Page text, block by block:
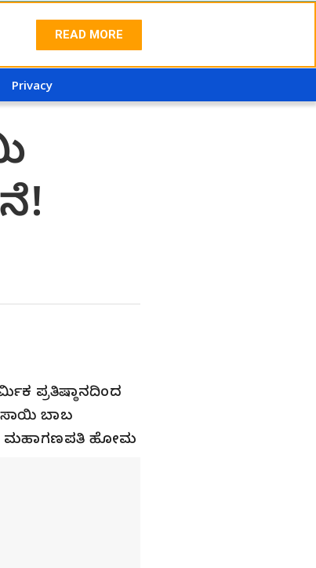
READ MORE
Privacy
ಪ್ರತಿಷ್ಠಾನದಿಂದ
ಬಾಬ
ಮಹಾಗಣಪತಿ ಹೋಮ